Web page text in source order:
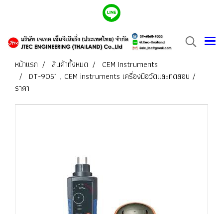
หน้าแรก สินค้าทั้งหมด
CEM Instruments
DT-9051 , CEM instruments เครื่องมือวัดและทดสอบ /
ราคา